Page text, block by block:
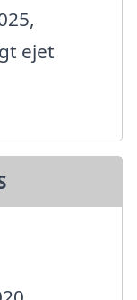
ejet